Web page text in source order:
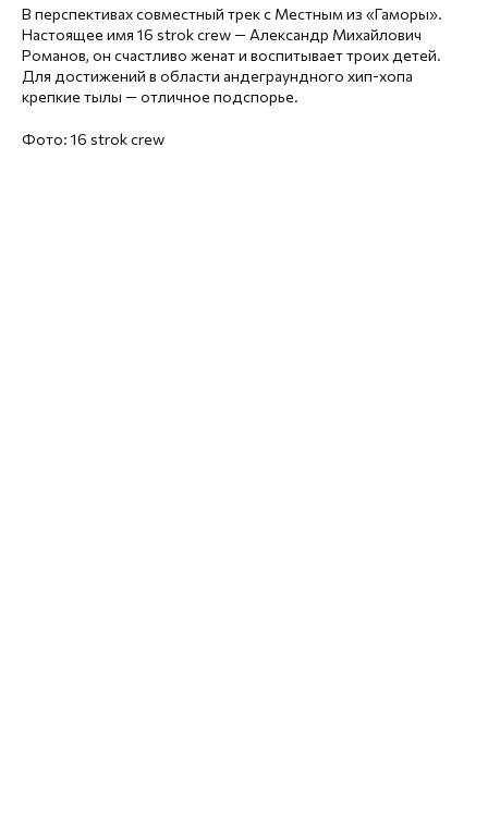
В перспективах совместный трек с Местным из «Гаморы».
Настоящее имя 16 strok crew — Александр Михайлович
Романов, он счастливо женат и воспитывает троих детей.
Для достижений в области андеграундного хип-хопа
крепкие тылы — отличное подспорье.
Фото: 16 strok crew